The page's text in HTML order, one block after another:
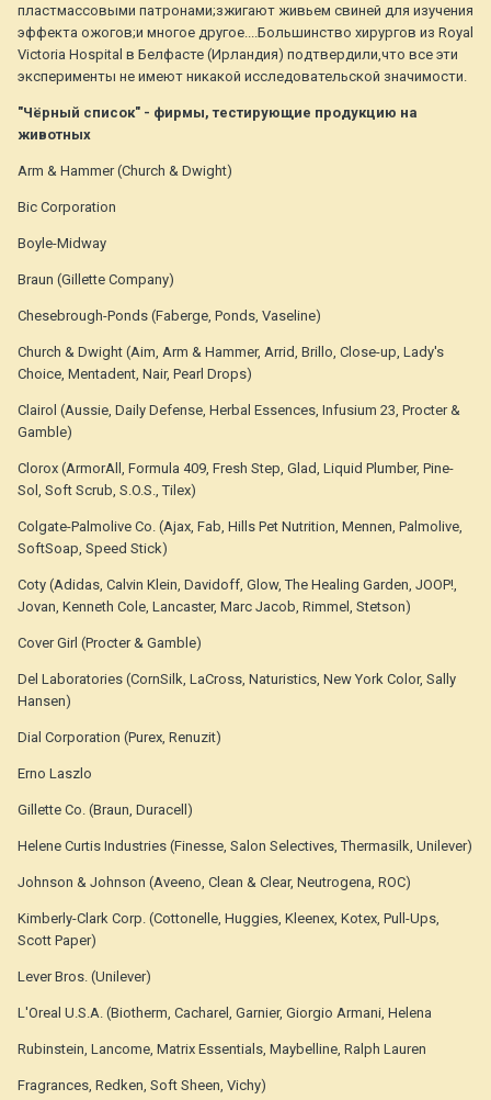
пластмассовыми патронами;зжигают живьем свиней для изучения
эффекта ожогов;и многое другое....Большинство хирургов из Royal
Victoria Hospital в Белфасте (Ирландия) подтвердили,что все эти
эксперименты не имеют никакой исследовательской значимости.
"Чёрный список" - фирмы, тестирующие продукцию на
животных
Arm & Hammer (Church & Dwight)
Bic Corporation
Boyle-Midway
Braun (Gillette Company)
Chesebrough-Ponds (Faberge, Ponds, Vaseline)
Church & Dwight (Aim, Arm & Hammer, Arrid, Brillo, Close-up, Lady's
Choice, Mentadent, Nair, Pearl Drops)
Clairol (Aussie, Daily Defense, Herbal Essences, Infusium 23, Procter &
Gamble)
Clorox (ArmorAll, Formula 409, Fresh Step, Glad, Liquid Plumber, Pine-
Sol, Soft Scrub, S.O.S., Tilex)
Colgate-Palmolive Co. (Ajax, Fab, Hills Pet Nutrition, Mennen, Palmolive,
SoftSoap, Speed Stick)
Coty (Adidas, Calvin Klein, Davidoff, Glow, The Healing Garden, JOOP!,
Jovan, Kenneth Cole, Lancaster, Marc Jacob, Rimmel, Stetson)
Cover Girl (Procter & Gamble)
Del Laboratories (CornSilk, LaCross, Naturistics, New York Color, Sally
Hansen)
Dial Corporation (Purex, Renuzit)
Erno Laszlo
Gillette Co. (Braun, Duracell)
Helene Curtis Industries (Finesse, Salon Selectives, Thermasilk, Unilever)
Johnson & Johnson (Aveeno, Clean & Clear, Neutrogena, ROC)
Kimberly-Clark Corp. (Cottonelle, Huggies, Kleenex, Kotex, Pull-Ups,
Scott Paper)
Lever Bros. (Unilever)
L'Orеal U.S.A. (Biotherm, Cacharel, Garnier, Giorgio Armani, Helena
Rubinstein, Lancome, Matrix Essentials, Maybelline, Ralph Lauren
Fragrances, Redken, Soft Sheen, Vichy)